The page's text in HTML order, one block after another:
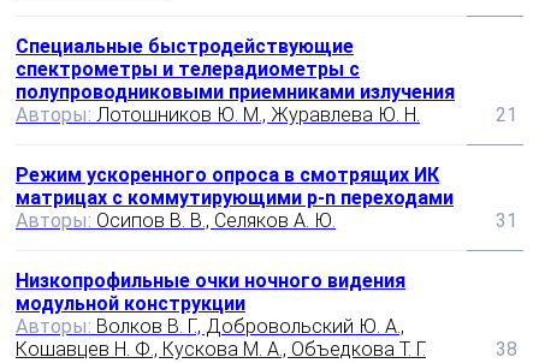
Специальные быстродействующие
спектрометры и телерадиометры с
полупроводниковыми приемниками излучения
Авторы: Лотошников Ю. М., Журавлева Ю. Н. 21
Режим ускоренного опроса в смотрящих ИК
матрицах с коммутирующими p-n переходами
Авторы: Осипов В. В., Селяков А. Ю. 31
Низкопрофильные очки ночного видения
модульной конструкции
Авторы: Волков В. Г., Добровольский Ю. А.,
Кошавцев Н. Ф., Кускова М. А., Объедкова Т. Г.
38